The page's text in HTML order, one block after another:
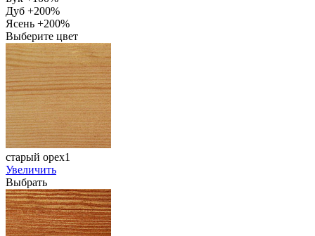
Дуб +200%
Ясень +200%
Выберите цвет
старый орех1
Увеличить
Выбрать